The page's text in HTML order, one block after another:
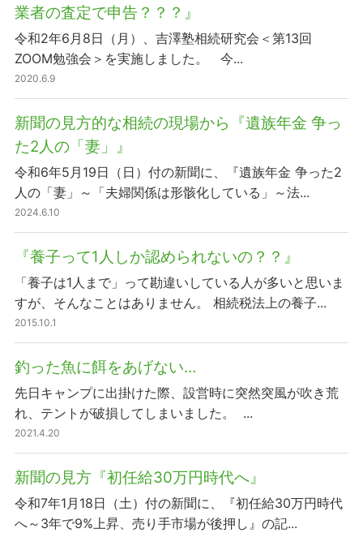
業者の査定で申告？？？』
令和2年6月8日（月）、吉澤塾相続研究会＜第13回
ZOOM勉強会＞を実施しました。 今...
2020.6.9
新聞の見方的な相続の現場から『遺族年金 争っ
た2人の「妻」』
令和6年5月19日（日）付の新聞に、『遺族年金 争った2
人の「妻」～「夫婦関係は形骸化している」～法...
2024.6.10
『養子って1人しか認められないの？？』
「養子は1人まで」って勘違いしている人が多いと思いま
すが、そんなことはありません。 相続税法上の養子...
2015.10.1
釣った魚に餌をあげない…
先日キャンプに出掛けた際、設営時に突然突風が吹き荒
れ、テントが破損してしまいました。 ...
2021.4.20
新聞の見方『初任給30万円時代へ』
令和7年1月18日（土）付の新聞に、『初任給30万円時代
へ～3年で9%上昇、売り手市場が後押し』の記...